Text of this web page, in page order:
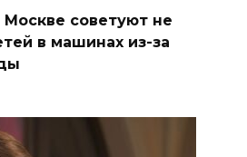
советуют не
в машинах из-за